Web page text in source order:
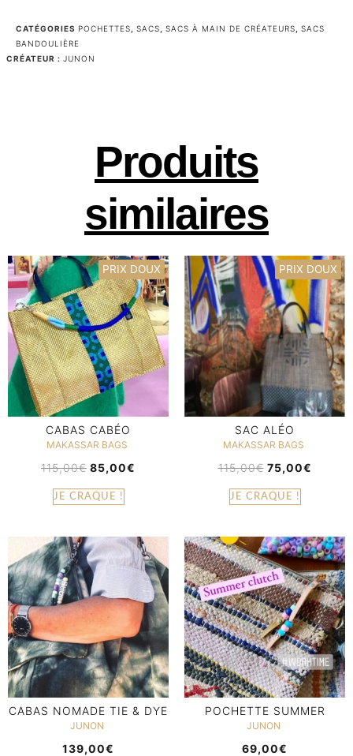
CATÉGORIES POCHETTES SACS SACS À MAIN DE CRÉATEURS
SACS
BANDOULIÈRE
CRÉATEUR : JUNON
Produits
similaires
PRIX DOUX
CABAS CABÉO
MAKASSAR BAGS
115,00€ 85,00€
JE CRAQUE !
PRIX DOUX
SAC ALÉO
MAKASSAR BAGS
115,00€ 75,00€
JE CRAQUE !
CABAS NOMADE TIE & DYE
JUNON
139,00€
POCHETTE SUMMER
JUNON
69,00€